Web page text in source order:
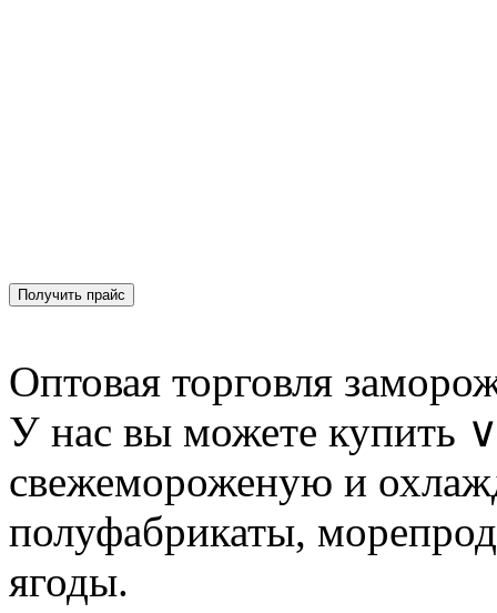
Получить прайс
Оптовая торговля
У нас вы можете купить
свежемороженую и
полуфабрикаты,
ягоды.